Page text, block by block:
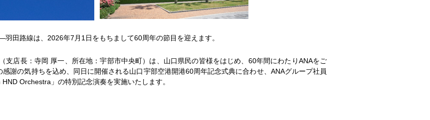
田路線は、2026年7月1日をもちまして60周年の節目を迎えます。
支店長：寺岡 厚一、所在地：宇部市中央町）は、山口県民の皆様をはじめ、60年間にわたりANAをご
謝の気持ちを込め、同日に開催される山口宇部空港開港60周年記念式典に合わせ、ANAグループ社員
Orchestra」の特別記念演奏を実施いたします。